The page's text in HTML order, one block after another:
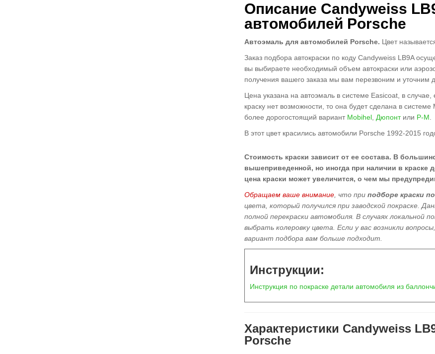
Описание Candyweiss
автомобилей Porsche
Автоэмаль для автомобилей Porsche. Цвет
Заказ подбора автокраски по коду Candyweiss LB9A
вы выбираете необходимый объем автокраски или
получения вашего заказа мы вам перезвоним и уточним
Цена указана на автоэмаль в системе Easicoat, в
краску нет возможности, то она будет сделана в
более дорогостоящий вариант Mobihel Дюпонтили Р-М
В этот цвет красились автомобили Porsche 1992-2015
Стоимость краски зависит от ее состава. В
вышеприведенной, но иногда при наличии в краске
цена краски может увеличится, о чем мы
Обращаем ваше внимание , что при подборе краски
цвета, который получился при заводской покраске.
полной перекраски автомобиля . В случаях локальной
выбрать колеровку цвета. Если у вас возникли
вариант подбора вам больше подходит.
Инструкции:
Инструкция по покраске детали автомобиля из
Характеристики Candyweiss
Porsche